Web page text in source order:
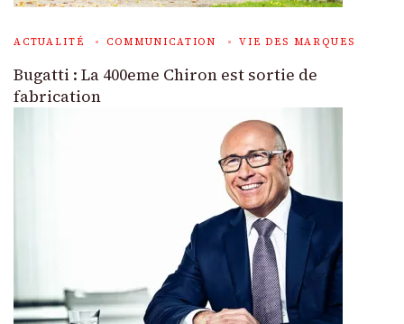
ACTUALITÉ COMMUNICATION VIE DES MARQUES
Bugatti : La 400eme Chiron est sortie de
fabrication